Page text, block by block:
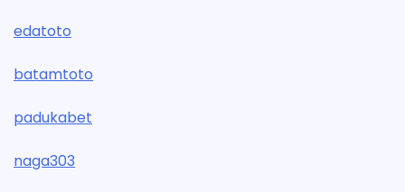
edatoto
batamtoto
padukabet
naga303